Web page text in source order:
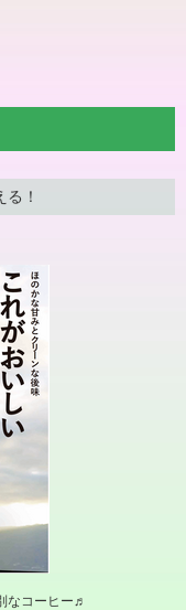
！
なコーヒー♬